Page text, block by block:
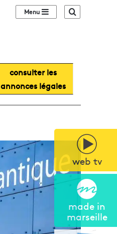
web tv
made in
marseille
Sidebar (barre
consulter les
annonces légales